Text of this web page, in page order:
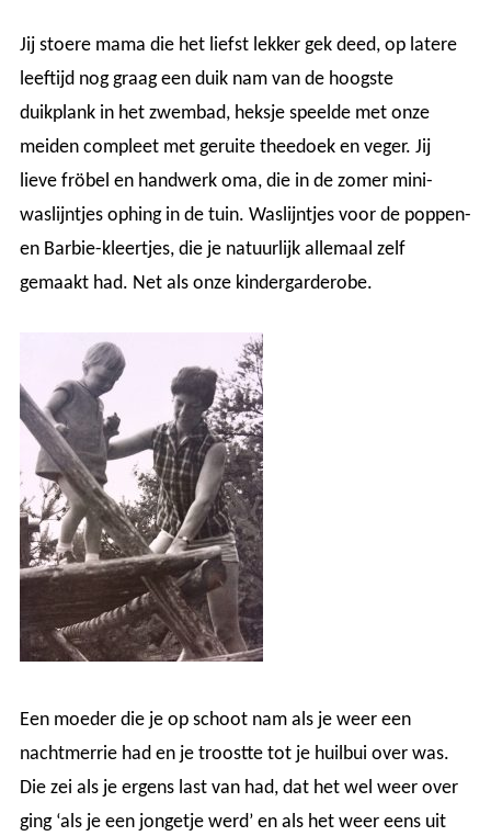
Jij stoere mama die het liefst lekker gek deed, op latere
leeftijd nog graag een duik nam van de hoogste
duikplank in het zwembad, heksje speelde met onze
meiden compleet met geruite theedoek en veger. Jij
lieve fröbel en handwerk oma, die in de zomer mini-
waslijntjes ophing in de tuin. Waslijntjes voor de poppen-
en Barbie-kleertjes, die je natuurlijk allemaal zelf
gemaakt had. Net als onze kindergarderobe.
Een moeder die je op schoot nam als je weer een
nachtmerrie had en je troostte tot je huilbui over was.
Die zei als je ergens last van had, dat het wel weer over
ging ‘als je een jongetje werd’ en als het weer eens uit